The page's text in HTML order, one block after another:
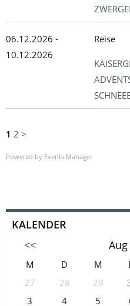
06.12.2026 -
10.12.2026
Reise
1 2 >
Powered by Events Manager
KALENDER
<<
M D M
27
28 29
3
4 5